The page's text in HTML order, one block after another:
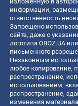
информации,
ответственность
Запрещено
сайте, даже с
логотипа OBOZ.UA
письменного
Незаконным
любое копирование,
распространение,
использованием,
распространение,
изменения